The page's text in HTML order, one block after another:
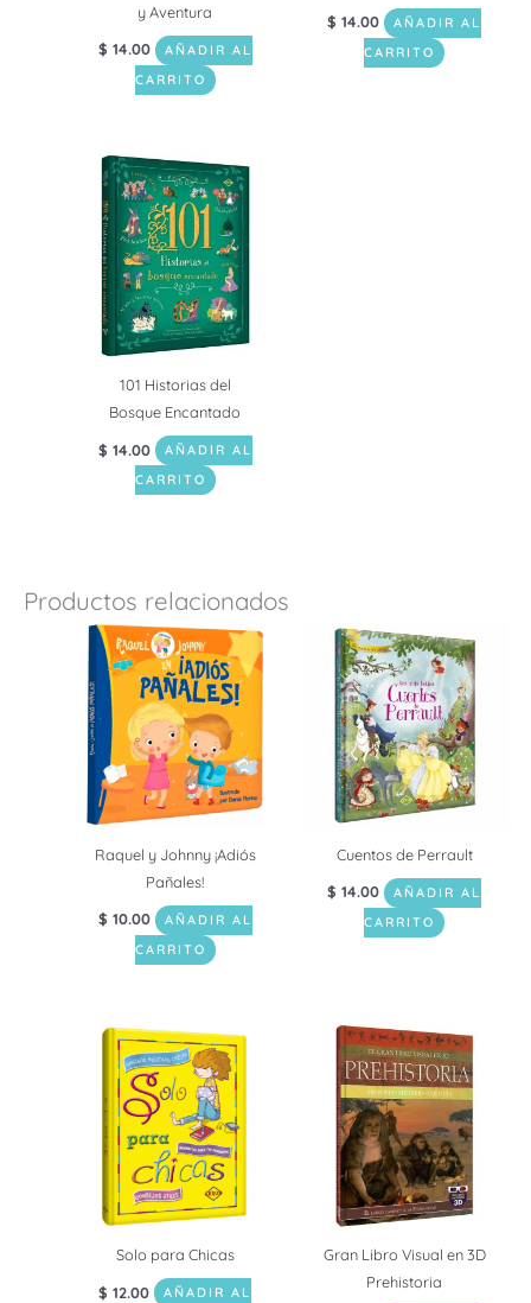
y Aventura
$ 14.00
AÑADIR AL
CARRITO
$ 14.00
AÑADIR AL
CARRITO
101 Historias del
Bosque Encantado
$ 14.00
AÑADIR AL
CARRITO
Productos relacionados
Raquel y Johnny ¡Adiós
Pañales!
$ 10.00
AÑADIR AL
CARRITO
Cuentos de Perrault
$ 14.00
AÑADIR AL
CARRITO
Solo para Chicas
$ 12.00
AÑADIR AL
Gran Libro Visual en 3D
Prehistoria